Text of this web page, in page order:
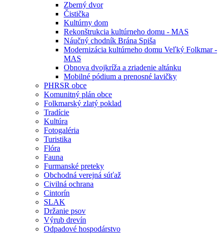
Zberný dvor
Čistička
Kultúrny dom
Rekonštrukcia kultúrneho domu - MAS
Náučný chodník Brána Spiša
Modernizácia kultúrneho domu Veľký Folkmar -
MAS
Obnova dvojkríža a zriadenie altánku
Mobilné pódium a prenosné lavičky
PHRSR obce
Komunitný plán obce
Folkmarský zlatý poklad
Tradície
Kultúra
Fotogaléria
Turistika
Flóra
Fauna
Furmanské preteky
Obchodná verejná súťaž
Civilná ochrana
Cintorín
SLAK
Držanie psov
Výrub drevín
Odpadové hospodárstvo